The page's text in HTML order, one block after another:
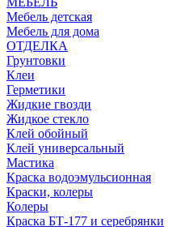
Мебель детская
Мебель для дома
ОТДЕЛКА
Грунтовки
Клеи
Герметики
Жидкие гвозди
Жидкое стекло
Клей обойный
Клей универсальный
Мастика
Краска водоэмульсионная
Краски, колеры
Колеры
Краска БТ-177 и серебрянки